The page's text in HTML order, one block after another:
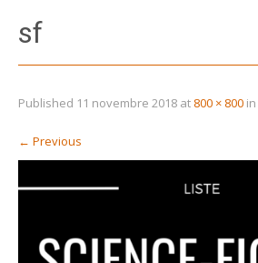
sf
Published 11 novembre 2018 at 800 × 800 in
← Previous